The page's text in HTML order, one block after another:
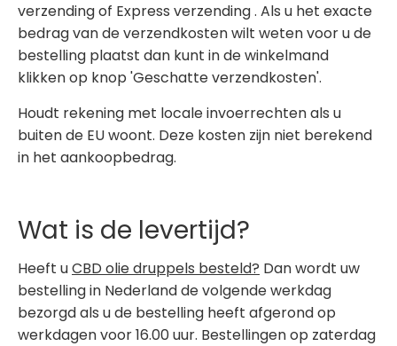
verzending of Express verzending . Als u het exacte
bedrag van de verzendkosten wilt weten voor u de
bestelling plaatst dan kunt in de winkelmand
klikken op knop 'Geschatte verzendkosten'.
Houdt rekening met locale invoerrechten als u
buiten de EU woont. Deze kosten zijn niet berekend
in het aankoopbedrag.
Wat is de levertijd?
Heeft uCBD olie druppels besteld? Dan wordt uw
bestelling in Nederland de volgende werkdag
bezorgd als u de bestelling heeft afgerond op
werkdagen voor 16.00 uur. Bestellingen op zaterdag